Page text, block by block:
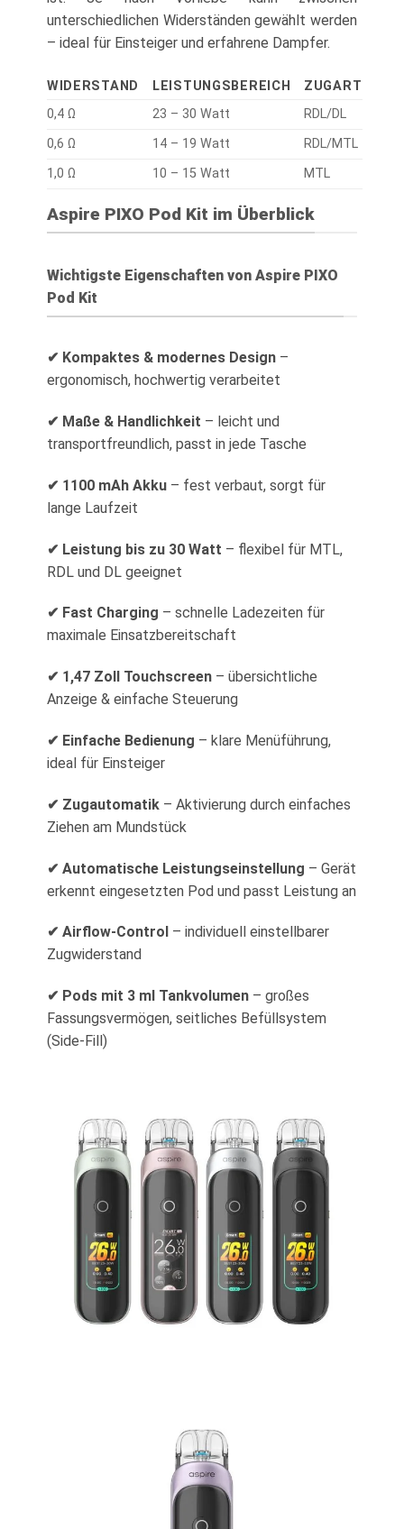
unterschiedlichen Widerständen gewählt werden
– ideal für Einsteiger und erfahrene Dampfer.
WIDERSTAND LEISTUNGSBEREICH
ZUGART
0,4 Ω
23 – 30 Watt
RDL/DL
0,6 Ω
14 – 19 Watt
RDL/MTL
1,0 Ω
10 – 15 Watt MTL
Aspire PIXO Pod Kit im Überblick
Wichtigste Eigenschaften von Aspire PIXO
Pod Kit
✔ Kompaktes & modernes Design–
ergonomisch, hochwertig verarbeitet
✔ Maße & Handlichkeit – leicht und
transportfreundlich, passt in jede Tasche
✔ 1100 mAh Akku– fest verbaut, sorgt für
lange Laufzeit
✔ Leistung bis zu 30 Watt – flexibel für MTL,
RDL und DL geeignet
✔ Fast Charging – schnelle Ladezeiten für
maximale Einsatzbereitschaft
✔ 1,47 Zoll Touchscreen– übersichtliche
Anzeige & einfache Steuerung
✔ Einfache Bedienung – klare Menüführung,
ideal für Einsteiger
✔ Zugautomatik– Aktivierung durch einfaches
Ziehen am Mundstück
✔ Automatische Leistungseinstellung – Gerät
erkennt eingesetzten Pod und passt Leistung an
✔ Airflow-Control – individuell einstellbarer
Zugwiderstand
✔ Pods mit 3 ml Tankvolumen– großes
Fassungsvermögen, seitliches Befüllsystem
(Side-Fill)